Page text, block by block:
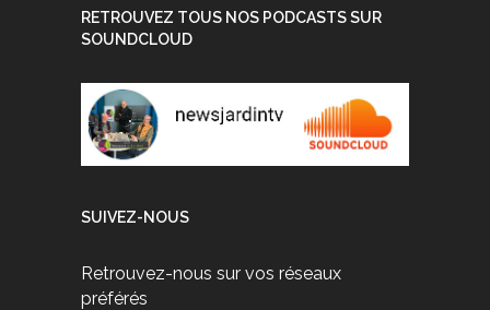
RETROUVEZ TOUS NOS PODCASTS SUR
SOUNDCLOUD
SUIVEZ-NOUS
Retrouvez-nous sur vos réseaux
préférés